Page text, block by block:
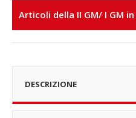
Articoli della II GM/ I GM
DESCRIZIONE